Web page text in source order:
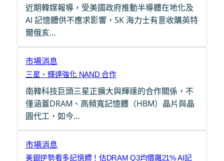
近期韓媒報導，受美國政府推動半導體在地化及
AI 記憶體供不應求影響，SK 海力士有意收購英特
爾俄亥…
市場消息
三星、輝達強化 NAND 合作
南韓科技巨頭三星正擴大與輝達的合作關係，不
僅涵蓋DRAM、高頻寬記憶體（HBM）晶片與晶
圓代工，如今…
市場消息
美銀逆勢看多記憶體！估DRAM Q3均價飆21% AI記